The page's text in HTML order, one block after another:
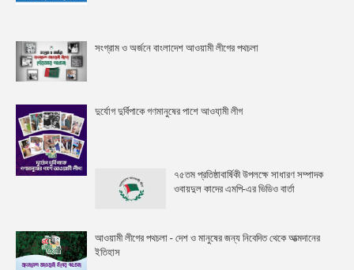
সংগ্রাম ও অর্জনে বাংলাদেশ আওয়ামী লীগের পথচলা
দুর্যোগ দুর্বিপাকে গণমানুষের পাশে আওযা়মী লীগ
৭৫তম প্রতিষ্ঠাবার্ষিকী উপলক্ষে সাধারণ সম্পাদক
ওবায়দুল কাদের এমপি-এর ভিডিও বার্তা
আওয়ামী লীগের পথচলা - দেশ ও মানুষের জন্য নিবেদিত থেকে আত্মদানের
ইতিহাস